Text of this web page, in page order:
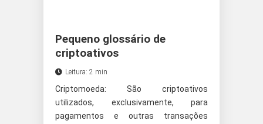
Pequeno glossário de
criptoativos
Leitura: 2 min
Criptomoeda: São criptoativos
utilizados, exclusivamente, para
pagamentos e outras transações